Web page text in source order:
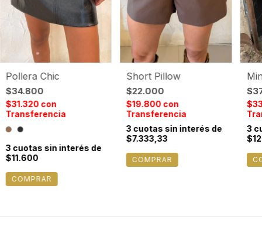
Pollera Chic
$34.800
$31.320 con
Transferencia
3 cuotas sin interés de
$11.600
COMPRAR
Short Pillow
$22.000
$19.800 con
Transferencia
3 cuotas sin interés de
$7.333,33
3